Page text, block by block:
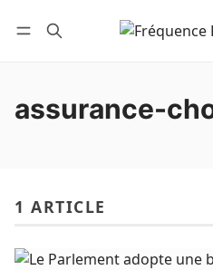
Nous
assurance-
1 ARTICLE